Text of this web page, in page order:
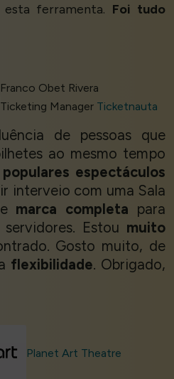
ferramenta. Foi tudo
Franco Obet Rivera
Ticketing Manager Ticketnauta
de pessoas que
ao mesmo tempo
populares espectáculos
interveio com uma Sala
marca completa para
Estou muito
Gosto muito, de
flexibilidade. Obrigado,
Planet Art Theatre